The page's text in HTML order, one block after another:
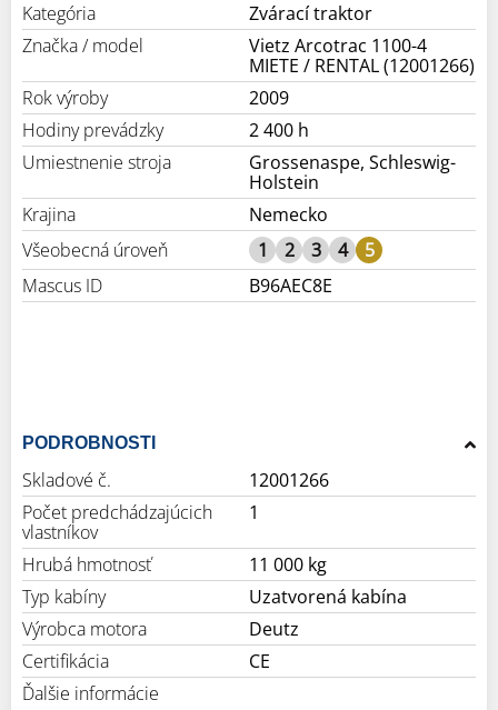
Kategória
Zvárací traktor
Značka / model
Vietz Arcotrac 1100-4
MIETE / RENTAL (12001266)
Rok výroby
2009
Hodiny prevádzky
2 400 h
Umiestnenie stroja
Grossenaspe, Schleswig-
Holstein
Krajina
Nemecko
Všeobecná úroveň
1 2 3 4
5
Mascus ID
B96AEC8E
PODROBNOSTI
Skladové č.
12001266
Počet predchádzajúcich
vlastníkov
1
Hrubá hmotnosť
11 000 kg
Typ kabíny
Uzatvorená kabína
Výrobca motora
Deutz
Certifikácia
CE
Ďalšie informácie